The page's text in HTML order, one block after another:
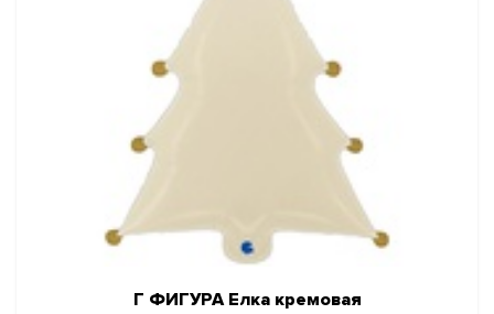
Г ФИГУРА Елка кремовая